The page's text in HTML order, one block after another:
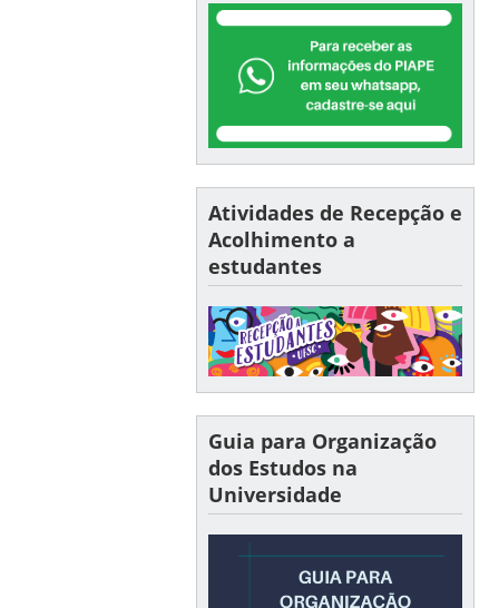
Atividades de Recepção e
Acolhimento a
estudantes
Guia para Organização
dos Estudos na
Universidade